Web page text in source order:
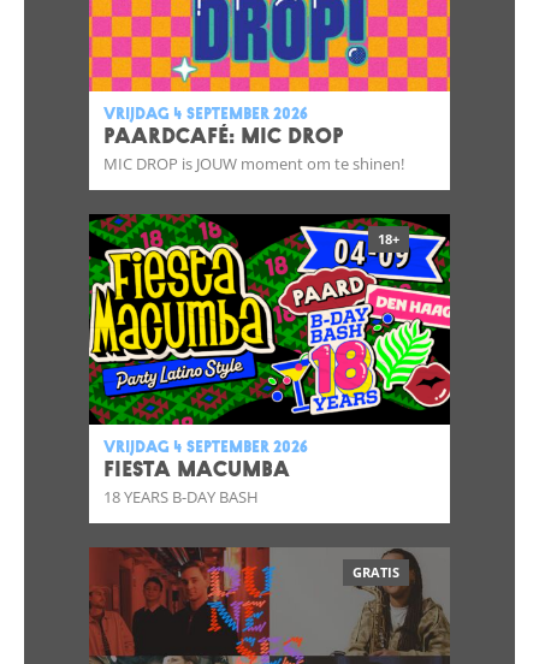
vrijdag 4 september 2026
Paardcafé: Mic Drop
MIC DROP is JOUW moment om te shinen!
18+
vrijdag 4 september 2026
FIESTA MACUMBA
18 YEARS B-DAY BASH
GRATIS